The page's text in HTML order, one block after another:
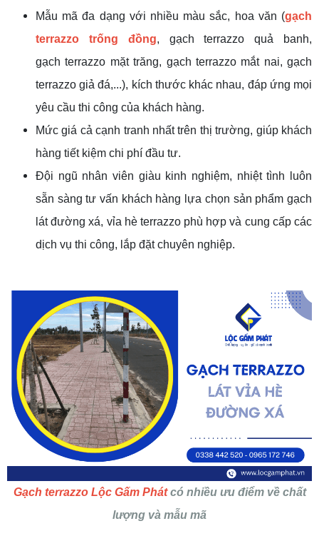
Mẫu mã đa dạng với nhiều màu sắc, hoa văn (gạch
terrazzo trống đồng, gạch terrazzo quả banh,
gạch terrazzo mặt trăng, gạch terrazzo mắt nai, gạch
terrazzo giả đá,...), kích thước khác nhau, đáp ứng mọi
yêu cầu thi công của khách hàng.
Mức giá cả cạnh tranh nhất trên thị trường, giúp khách
hàng tiết kiệm chi phí đầu tư.
Đội ngũ nhân viên giàu kinh nghiệm, nhiệt tình luôn
sẵn sàng tư vấn khách hàng lựa chọn sản phẩm gạch
lát đường xá, vỉa hè terrazzo phù hợp và cung cấp các
dịch vụ thi công, lắp đặt chuyên nghiệp.
Gạch terrazzo Lộc Gấm Phátcó nhiều ưu điểm về chất
lượng và mẫu mã